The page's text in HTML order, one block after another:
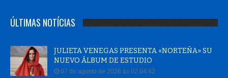
ÚLTIMAS NOTÍCIAS
JULIETA VENEGAS PRESENTA «NORTEÑA» SU
NUEVO ÁLBUM DE ESTUDIO
07 de agosto de 2026 às 02:04:42